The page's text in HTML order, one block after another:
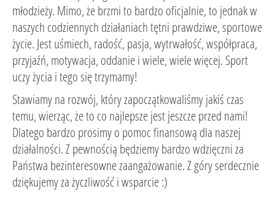
młodzieży. Mimo, że brzmi to bardzo oficjalnie, to jednak w
naszych codziennych działaniach tętni prawdziwe, sportowe
życie. Jest uśmiech, radość, pasja, wytrwałość, współpraca,
przyjaźń, motywacja, oddanie i wiele, wiele więcej. Sport
uczy życia i tego się trzymamy!
Stawiamy na rozwój, który zapoczątkowaliśmy jakiś czas
temu, wierząc, że to co najlepsze jest jeszcze przed nami!
Dlatego bardzo prosimy o pomoc finansową dla naszej
działalności. Z pewnością będziemy bardzo wdzięczni za
Państwa bezinteresowne zaangażowanie. Z góry serdecznie
dziękujemy za życzliwość i wsparcie :)